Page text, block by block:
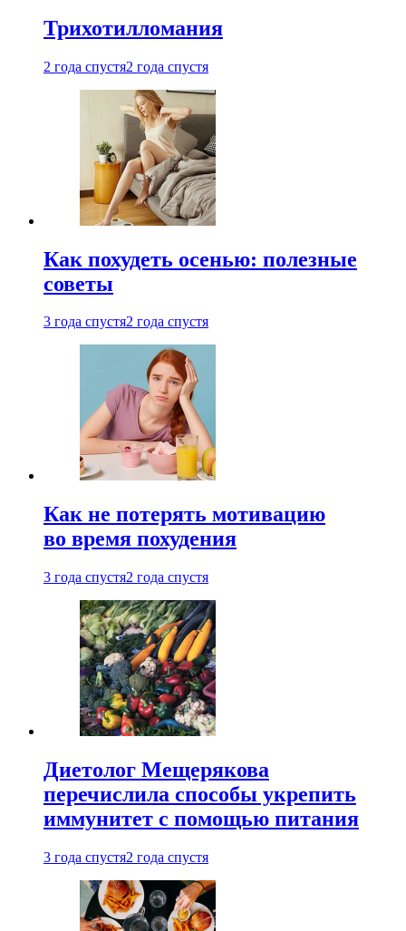
Трихотилломания
2 года спустя2 года спустя
Как похудеть осенью: полезные
советы
3 года спустя2 года спустя
Как не потерять мотивацию
во время похудения
3 года спустя2 года спустя
Диетолог Мещерякова
перечислила способы укрепить
иммунитет с помощью питания
3 года спустя2 года спустя